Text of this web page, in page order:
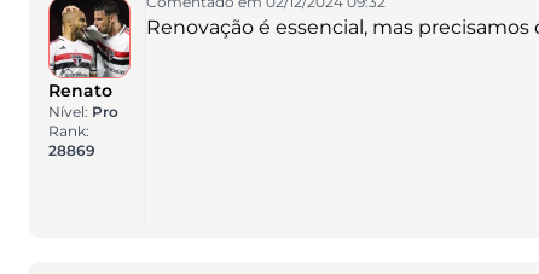
Renato
Nível: Pro
Rank:
28869
Renovação é essencial, mas